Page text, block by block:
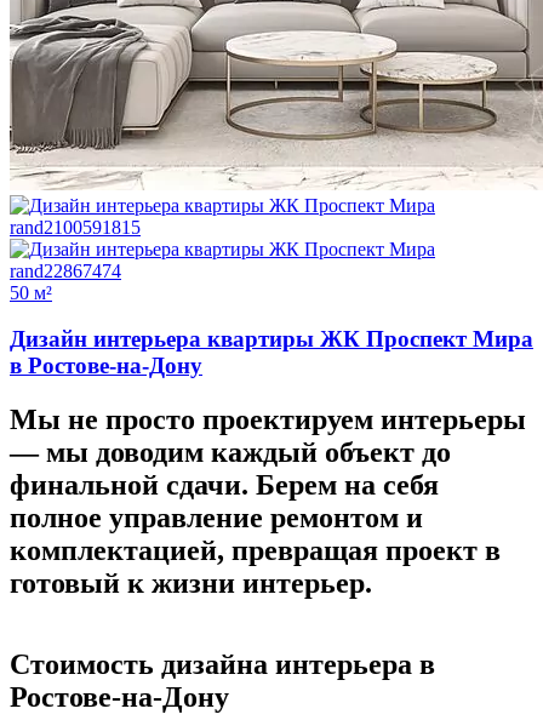
50 м²
Дизайн интерьера квартиры ЖК Проспект Мира
в Ростове-на-Дону
Мы не просто проектируем интерьеры
—мы доводим каждый объект до
финальной сдачи. Берем на себя
полное управление ремонтом и
комплектацией, превращая проект в
готовый к жизни интерьер.
Стоимость дизайна интерьера в
Ростове-на-Дону